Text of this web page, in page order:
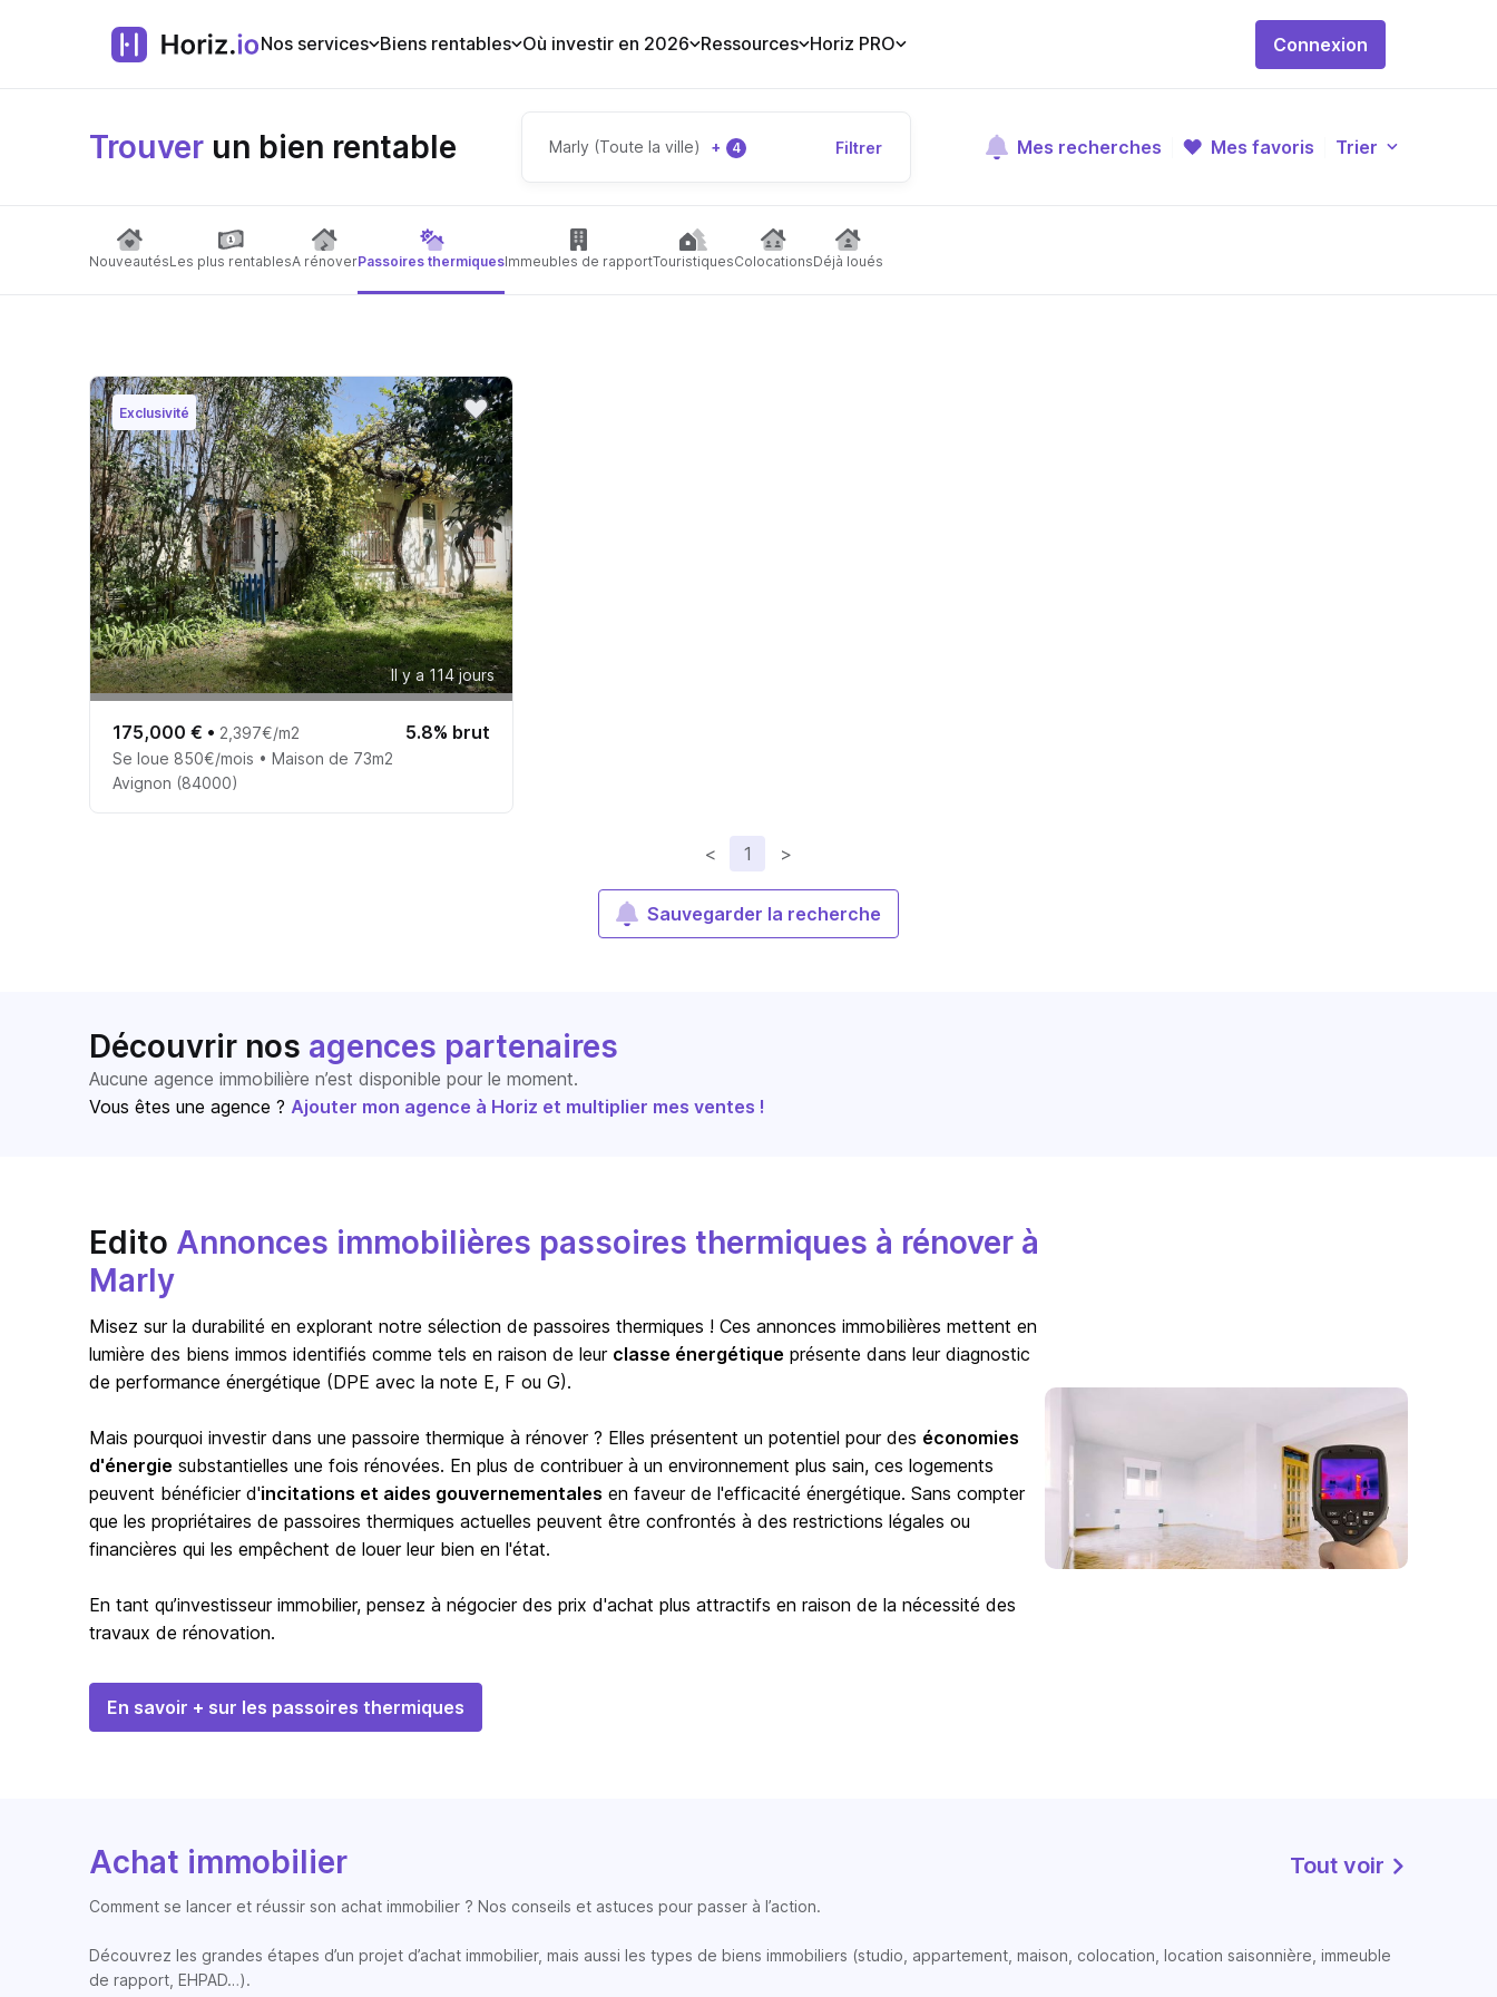
Nos services Biens rentables Où investir en 2026 Ressources Horiz PRO Connexion
Trouver un bien rentable Marly (Toute la ville) + 4 Filtrer Mes recherches Mes favoris Trier
NouveautésLes plus rentablesA rénoverPassoires thermiquesImmeubles de rapportTouristiquesColocationsDéjà loués
Exclusivité
Il y a 114 jours
175,000 € • 2,397€/m2 5.8% brut
Se loue 850€/mois • Maison de 73m2
Avignon (84000)
< 1 >
Sauvegarder la recherche
Découvrir nos agences partenaires
Aucune agence immobilière n’est disponible pour le moment.
Vous êtes une agence ? Ajouter mon agence à Horiz et multiplier mes ventes !
Edito Annonces immobilières passoires thermiques à rénover à
Marly
Misez sur la durabilité en explorant notre sélection de passoires thermiques ! Ces annonces immobilières mettent en
lumière des biens immos identifiés comme tels en raison de leur classe énergétique présente dans leur diagnostic
de performance énergétique (DPE avec la note E, F ou G).
Mais pourquoi investir dans une passoire thermique à rénover ? Elles présentent un potentiel pour des économies
d'énergie substantielles une fois rénovées. En plus de contribuer à un environnement plus sain, ces logements
peuvent bénéficier d'incitations et aides gouvernementales en faveur de l'efficacité énergétique. Sans compter
que les propriétaires de passoires thermiques actuelles peuvent être confrontés à des restrictions légales ou
financières qui les empêchent de louer leur bien en l'état.
En tant qu’investisseur immobilier, pensez à négocier des prix d'achat plus attractifs en raison de la nécessité des
travaux de rénovation.
En savoir + sur les passoires thermiques
Achat immobilier Tout voir
Comment se lancer et réussir son achat immobilier ? Nos conseils et astuces pour passer à l’action.
Découvrez les grandes étapes d’un projet d’achat immobilier, mais aussi les types de biens immobiliers (studio, appartement, maison, colocation, location saisonnière, immeuble
de rapport, EHPAD…).